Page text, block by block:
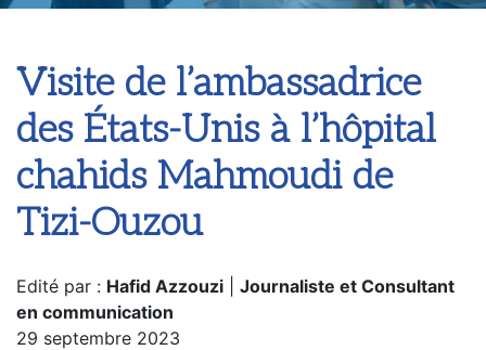
Visite de l’ambassadrice
des États-Unis à l’hôpital
chahids Mahmoudi de
Tizi-Ouzou
Edité par : Hafid Azzouzi
Journaliste et Consultant
en communication
29 septembre 2023